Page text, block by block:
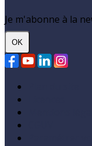
Je m'abonne à la
OK